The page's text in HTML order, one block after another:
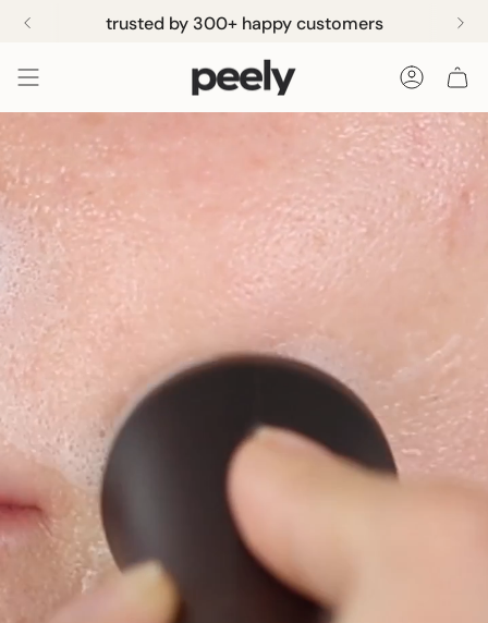
Inhalt
trusted by 300+ happy customers
KONTO